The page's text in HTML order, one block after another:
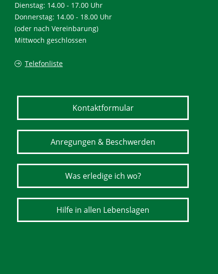
Dienstag: 14.00 - 17.00 Uhr
Donnerstag: 14.00 - 18.00 Uhr
(oder nach Vereinbarung)
Mittwoch geschlossen
Telefonliste
Kontaktformular
Anregungen & Beschwerden
Was erledige ich wo?
Hilfe in allen Lebenslagen